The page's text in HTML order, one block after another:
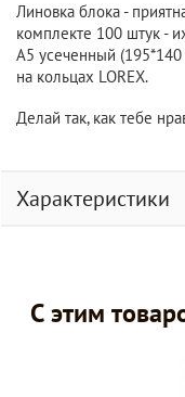
Линовка блока -
комплекте 100 штук -
А5 усеченный
на кольцах LOREX.
Делай так, как тебе
Характеристики
С этим